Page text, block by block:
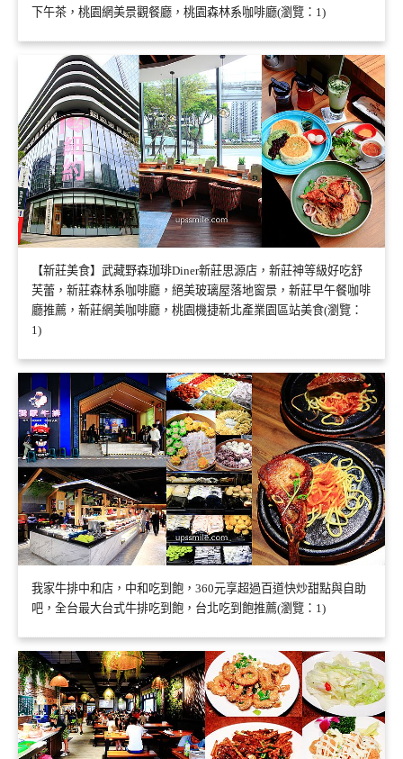
下午茶，桃園網美景觀餐廳，桃園森林系咖啡廳(瀏覽：1)
【新莊美食】武藏野森珈琲Diner新莊思源店，新莊神等級好吃舒
芙蕾，新莊森林系咖啡廳，絕美玻璃屋落地窗景，新莊早午餐咖啡
廳推薦，新莊網美咖啡廳，桃園機捷新北產業園區站美食(瀏覽：
1)
我家牛排中和店，中和吃到飽，360元享超過百道快炒甜點與自助
吧，全台最大台式牛排吃到飽，台北吃到飽推薦(瀏覽：1)